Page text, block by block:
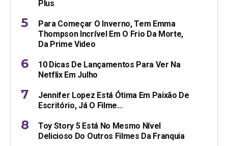
Plus
Para Começar O Inverno, Tem Emma
Thompson Incrível Em O Frio Da Morte,
Da Prime Video
10 Dicas De Lançamentos Para Ver Na
Netflix Em Julho
Jennifer Lopez Está Ótima Em Paixão De
Escritório, Já O Filme…
Toy Story 5 Está No Mesmo Nível
Delicioso Do Outros Filmes Da Franquia